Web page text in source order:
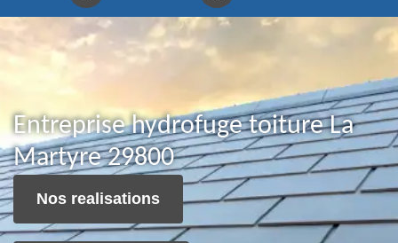
Entreprise hydrofuge toiture La
Martyre 29800
Nos realisations